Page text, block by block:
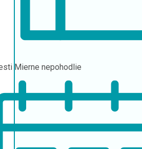
Mierne nepohodlie